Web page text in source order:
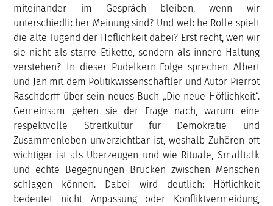
miteinander im Gespräch bleiben, wenn wir
unterschiedlicher Meinung sind? Und welche Rolle spielt
die alte Tugend der Höflichkeit dabei? Erst recht, wen wir
sie nicht als starre Etikette, sondern als innere Haltung
verstehen? In dieser Pudelkern-Folge sprechen Albert
und Jan mit dem Politikwissenschaftler und Autor Pierrot
Raschdorff über sein neues Buch „Die neue Höflichkeit“.
Gemeinsam gehen sie der Frage nach, warum eine
respektvolle Streitkultur für Demokratie und
Zusammenleben unverzichtbar ist, weshalb Zuhören oft
wichtiger ist als Überzeugen und wie Rituale, Smalltalk
und echte Begegnungen Brücken zwischen Menschen
schlagen können. Dabei wird deutlich: Höflichkeit
bedeutet nicht Anpassung oder Konfliktvermeidung,